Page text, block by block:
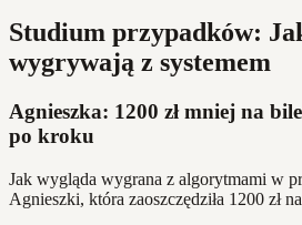
Studium przypadków:
wygrywają z systemem
Agnieszka: 1200 zł mniej na
po kroku
Jak wygląda wygrana z algorytmami w
Agnieszki, która zaoszczędziła 1200 zł